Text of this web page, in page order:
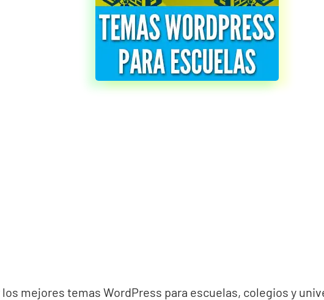
mejores temas WordPress para escuelas, colegios y